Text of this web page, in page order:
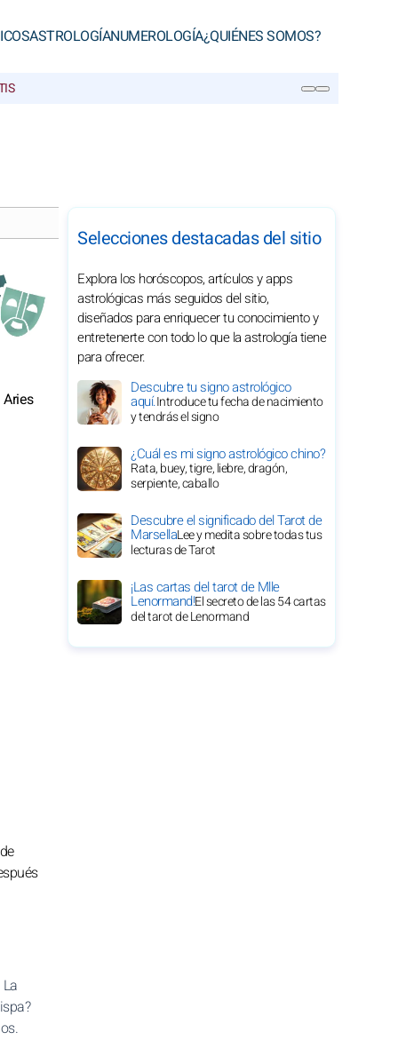
ASTROLOGÍANUMEROLOGÍA¿QUIÉNES SOMOS?
Selecciones destacadas del sitio
Explora los horóscopos, artículos y apps
astrológicas más seguidos del sitio,
diseñados para enriquecer tu conocimiento y
entretenerte con todo lo que la astrología tiene
para ofrecer.
Descubre tu signo astrológico
aquí.Introduce tu fecha de nacimiento
y tendrás el signo
¿Cuál es mi signo astrológico chino?
Rata, buey, tigre, liebre, dragón,
serpiente, caballo
Descubre el significado del Tarot de
MarsellaLee y medita sobre todas tus
lecturas de Tarot
¡Las cartas del tarot de Mlle
Lenormand!El secreto de las 54 cartas
del tarot de Lenormand